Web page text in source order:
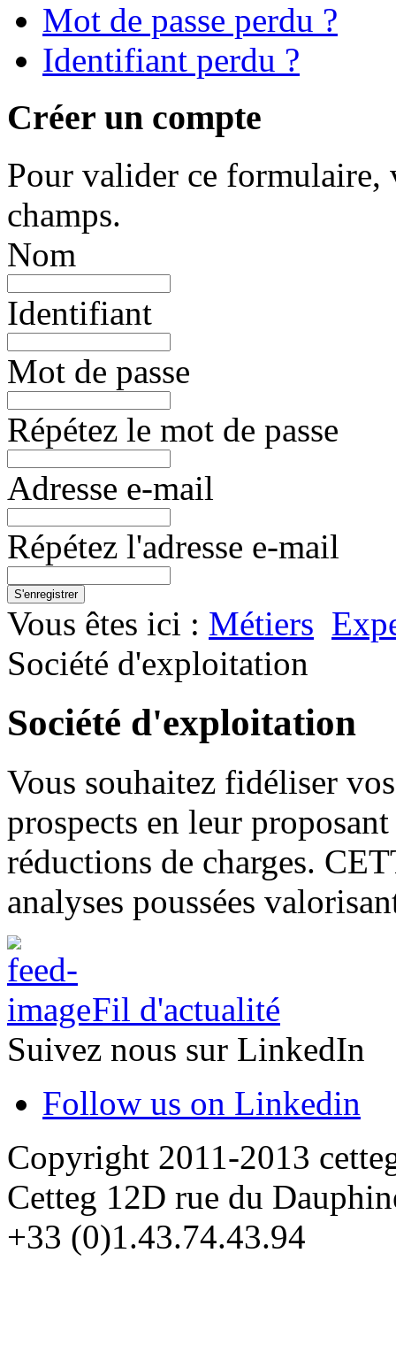
Mot de passe perdu ?
Identifiant perdu ?
Créer un compte
Pour valider ce formulaire,
champs.
Nom
Identifiant
Mot de passe
Répétez le mot de passe
Adresse e-mail
Répétez l'adresse e-mail
S'enregistrer
Vous êtes ici : Métiers
Société d'exploitation
Société d'exploitation
Vous souhaitez fidéliser
prospects en leur
réductions de charges.
analyses poussées
Fil d'actualité
Suivez nous sur LinkedIn
Follow us on Linkedin
Copyright 2011-2013
Cetteg 12D rue du
+33 (0)1.43.74.43.94